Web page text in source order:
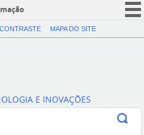
CORONAVÍRUS (COVID-19)
Canais
MAPA DO SITE
E INOVAÇÕES